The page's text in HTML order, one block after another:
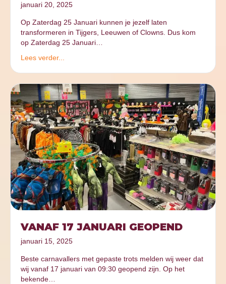
januari 20, 2025
Op Zaterdag 25 Januari kunnen je jezelf laten
transformeren in Tijgers, Leeuwen of Clowns. Dus kom
op Zaterdag 25 Januari…
Lees verder...
VANAF 17 JANUARI GEOPEND
januari 15, 2025
Beste carnavallers met gepaste trots melden wij weer dat
wij vanaf 17 januari van 09:30 geopend zijn. Op het
bekende…